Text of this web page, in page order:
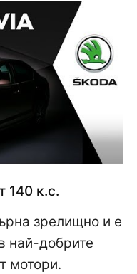
140 к.с.
зрелищно и е
най-добрите
мотори.